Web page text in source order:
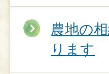
農地の
ります